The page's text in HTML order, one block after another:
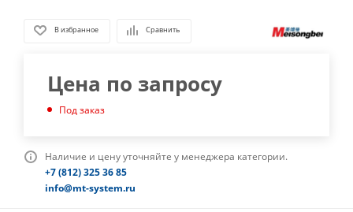
В избранное Сравнить
Цена по запросу
Под заказ
Наличие и цену уточняйте у менеджера категории.
+7 (812) 325 36 85
info@mt-system.ru